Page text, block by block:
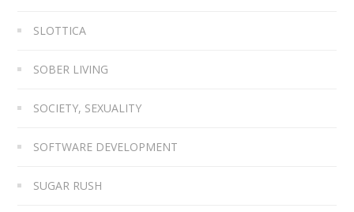
SLOTTICA
SOBER LIVING
SOCIETY, SEXUALITY
SOFTWARE DEVELOPMENT
SUGAR RUSH